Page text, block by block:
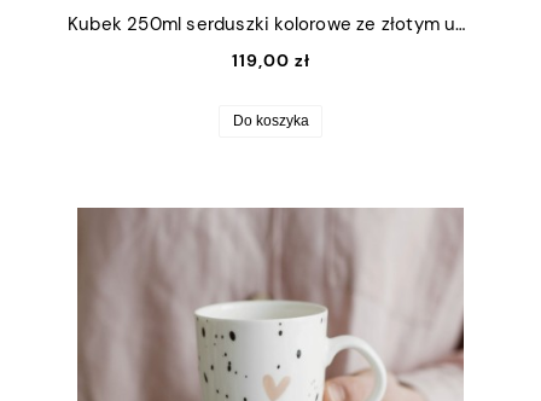
Kubek 250ml serduszki kolorowe ze złotym uszkiem
119,00 zł
Do koszyka